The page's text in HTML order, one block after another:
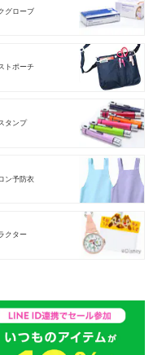
グローブ
トポーチ
タンプ
ン予防衣
クター